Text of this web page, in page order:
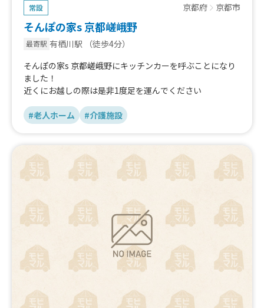
常設 京都府 京都市
そんぽの家s 京都嵯峨野
最寄駅 有栖川駅
（徒歩4分）
そんぽの家s 京都嵯峨野にキッチンカーを呼ぶことになり
ました！
近くにお越しの際は是非1度足を運んでください
#老人ホーム #介護施設